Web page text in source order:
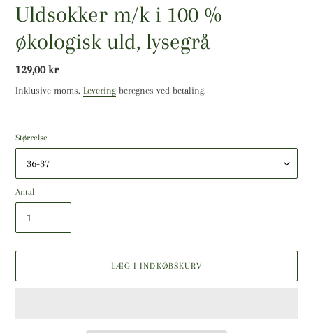
Uldsokker m/k i 100 %
økologisk uld, lysegrå
Normalpris
129,00 kr
Inklusive moms. Leveringberegnes ved betaling.
Størrelse
Antal
LÆG I INDKØBSKURV